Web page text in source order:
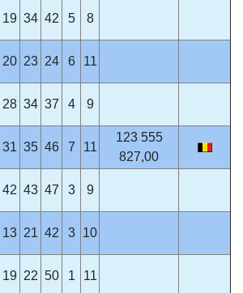
19 34 42 5 8
20 23 24 6 11
28 34 37 4 9
31 35 46 7 11
123 555
827,00
42 43 47 3 9
13 21 42 3 10
19 22 50 1 11